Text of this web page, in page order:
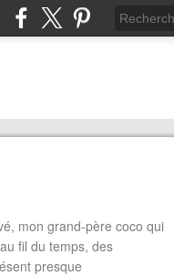
mon grand-père coco qui
fil du temps, des
presque